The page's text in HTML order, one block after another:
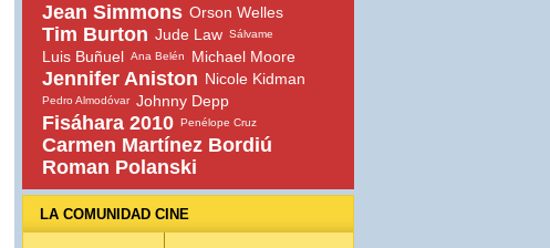
Jean Simmons Orson Welles
Tim Burton Jude Law Sálvame
Luis Buñuel Ana Belén Michael Moore
Jennifer Aniston Nicole Kidman
Pedro Almodóvar Johnny Depp
Fisáhara 2010 Penélope Cruz
Carmen Martínez Bordiú
Roman Polanski
LA COMUNIDAD CINE